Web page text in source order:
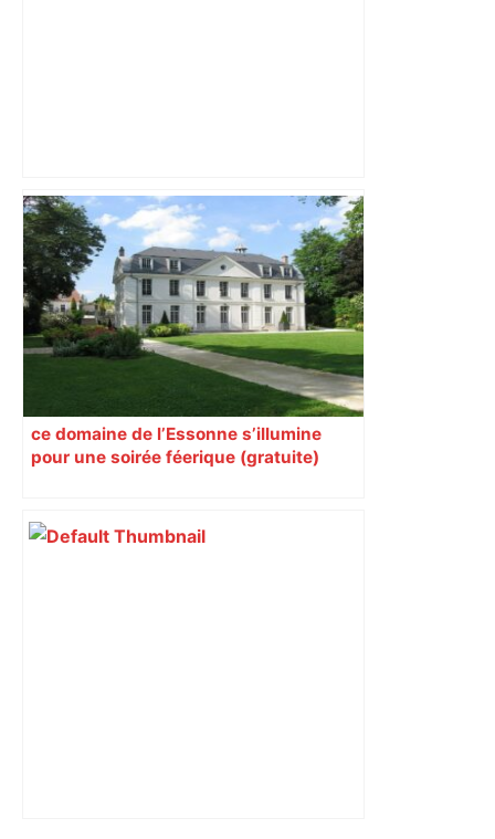
Exposition : à Aix-en-Provence,
Toulouse-Lautrec façonne les icônes
de la Belle Époque – La Croix
ce domaine de l’Essonne s’illumine
pour une soirée féerique (gratuite)